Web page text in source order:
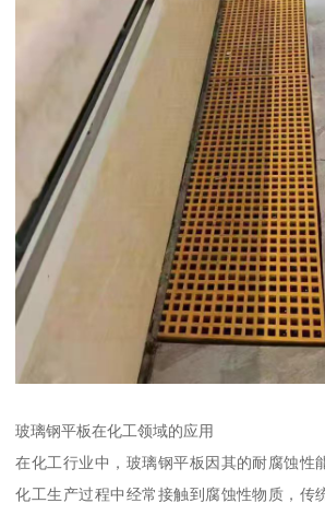
玻璃钢平板在化工领域的应用
在化工行业中，玻璃钢平板因其的耐腐蚀性
化工生产过程中经常接触到腐蚀性物质，传